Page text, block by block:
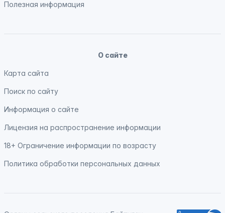
Полезная информация
О сайте
Карта сайта
Поиск по сайту
Информация о сайте
Лицензия на распространение информации
18+ Ограничение информации по возрасту
Политика обработки персональных данных